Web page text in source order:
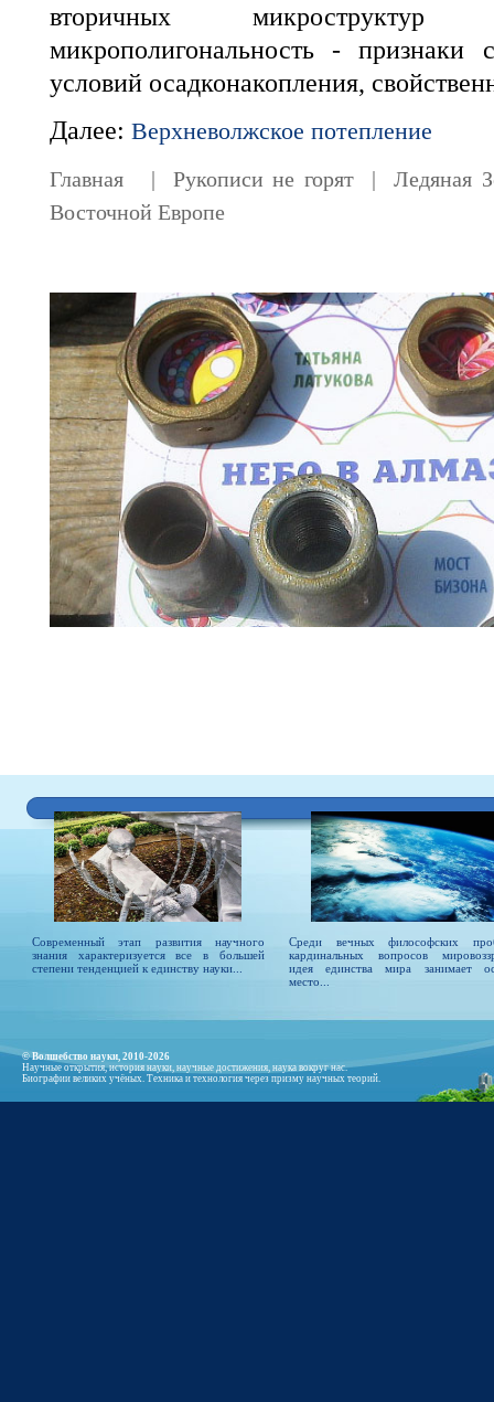
вторичных микроструктур
микрополигональность - признаки
условий осадконакопления,
Далее: Верхневолжское потепление
Главная |Рукописи не горят|Ледяная
Восточной Европе
Современный этап развития научного
знания характеризуется все в большей
степени тенденцией к единству науки...
Среди вечных философских
кардинальных вопросов
идея единства мира занимает
место...
© Волшебство науки, 2010-2026
Научные открытия, история науки, научные достижения, наука вокруг нас.
Биографии великих учёных. Техника и технология через призму научных теорий.